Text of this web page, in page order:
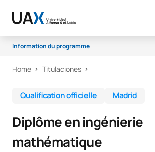
Information du programme
Pourquoi UAX ?
Débouchés professionnels
Claustre
Home Titulaciones
Qualification officielle Madrid
Diplôme en ingénierie
mathématique